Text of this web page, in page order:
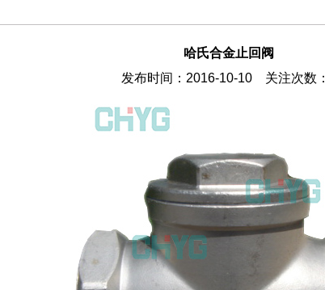
哈氏合金止回阀
发布时间：2016-10-10 关注次数：